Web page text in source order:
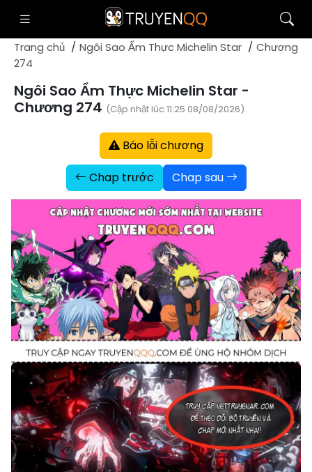
Trang chủ Ngôi Sao Ẩm Thực Michelin Star
Chương
274
Ngôi Sao Ẩm Thực Michelin Star -
Chương 274 (Cập nhật lúc 11:25 08/08/2026)
Báo lỗi chương
Chap trước
Chap sau